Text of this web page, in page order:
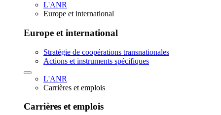
L'ANR
Europe et international
Europe et international
Stratégie de coopérations transnationales
Actions et instruments spécifiques
L'ANR
Carrières et emplois
Carrières et emplois